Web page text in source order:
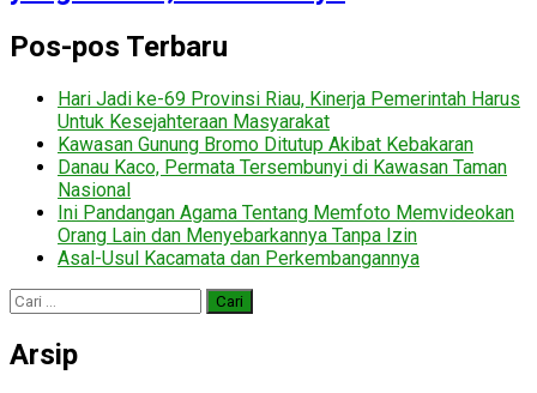
Pos-pos Terbaru
Hari Jadi ke-69 Provinsi Riau, Kinerja Pemerintah Harus
Untuk Kesejahteraan Masyarakat
Kawasan Gunung Bromo Ditutup Akibat Kebakaran
Danau Kaco, Permata Tersembunyi di Kawasan Taman
Nasional
Ini Pandangan Agama Tentang Memfoto Memvideokan
Orang Lain dan Menyebarkannya Tanpa Izin
Asal-Usul Kacamata dan Perkembangannya
Cari
untuk:
Arsip